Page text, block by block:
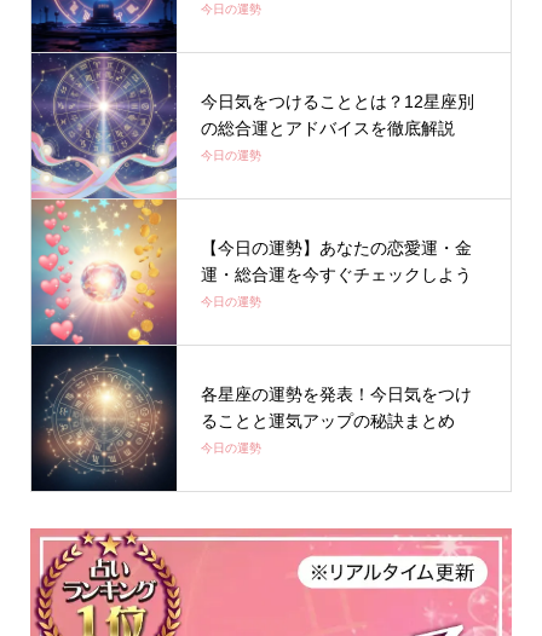
今日の運勢
今日気をつけることとは？12星座別
の総合運とアドバイスを徹底解説
今日の運勢
【今日の運勢】あなたの恋愛運・金
運・総合運を今すぐチェックしよう
今日の運勢
各星座の運勢を発表！今日気をつけ
ることと運気アップの秘訣まとめ
今日の運勢